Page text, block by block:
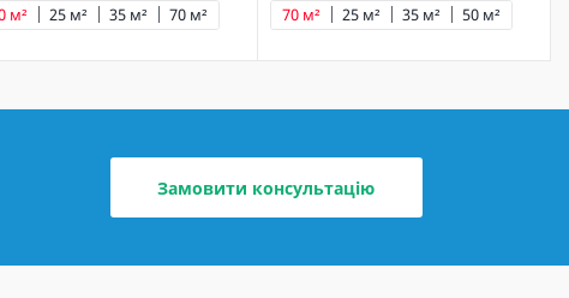
25 м² 35 м²
м² 70 м² 25 м² 35 м² 50 м²
70 м²
Замовити консультацію